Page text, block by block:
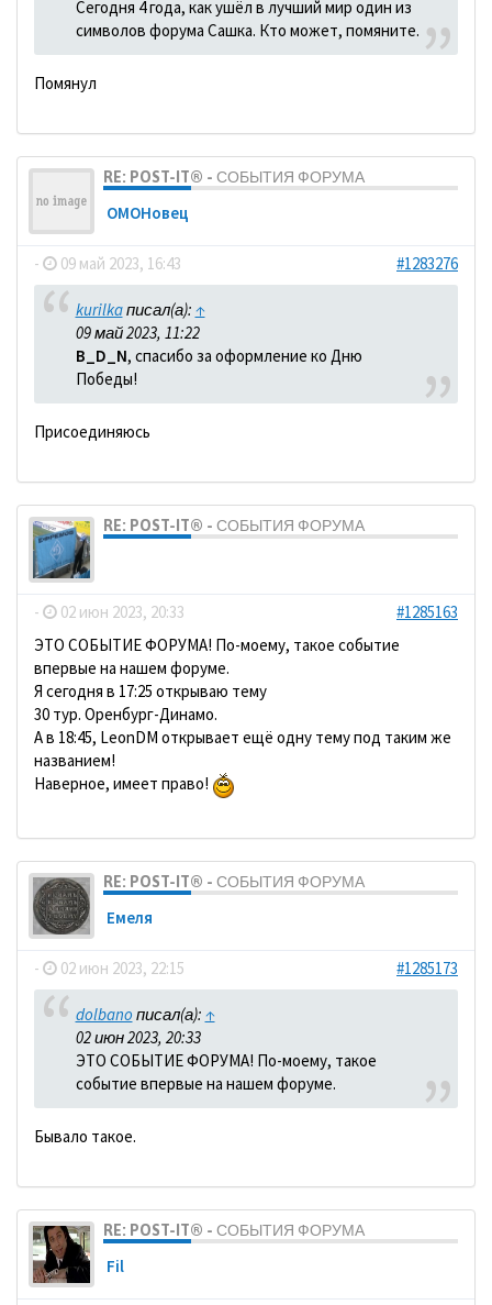
Сегодня 4 года, как ушёл в лучший мир один из
символов форума Сашка. Кто может, помяните.
Помянул
RE: POST-IT® - СОБЫТИЯ ФОРУМА
ОМОНовец
- 09 май 2023, 16:43 #1283276
kurilkaписал(а): ↑
09 май 2023, 11:22
B_D_N, спасибо за оформление ко Дню
Победы!
Присоединяюсь
RE: POST-IT® - СОБЫТИЯ ФОРУМА
- 02 июн 2023, 20:33
#1285163
ЭТО СОБЫТИЕ ФОРУМА! По-моему, такое событие
впервые на нашем форуме.
Я сегодня в 17:25 открываю тему
30 тур. Оренбург-Динамо.
А в 18:45, LeonDM открывает ещё одну тему под таким же
названием!
Наверное, имеет право!
RE: POST-IT® - СОБЫТИЯ ФОРУМА
Емеля
- 02 июн 2023, 22:15 #1285173
dolbano писал(а): ↑
02 июн 2023, 20:33
ЭТО СОБЫТИЕ ФОРУМА! По-моему, такое
событие впервые на нашем форуме.
Бывало такое.
RE: POST-IT® - СОБЫТИЯ ФОРУМА
Fil